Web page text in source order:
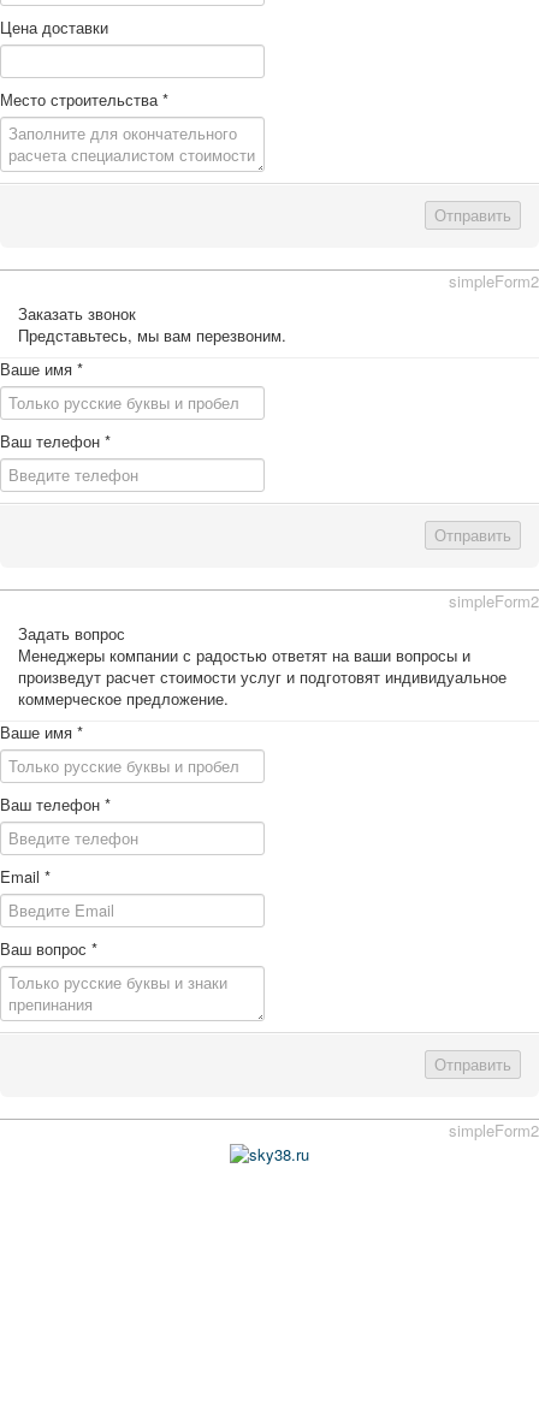
Цена доставки
Место строительства*
Отправить
simpleForm2
Заказать звонок
Представьтесь, мы вам перезвоним.
Ваше имя *
Ваш телефон *
Отправить
simpleForm2
Задать вопрос
Менеджеры компании с радостью ответят на ваши вопросы и
произведут расчет стоимости услуг и подготовят индивидуальное
коммерческое предложение.
Ваше имя *
Ваш телефон *
Email *
Ваш вопрос *
Отправить
simpleForm2